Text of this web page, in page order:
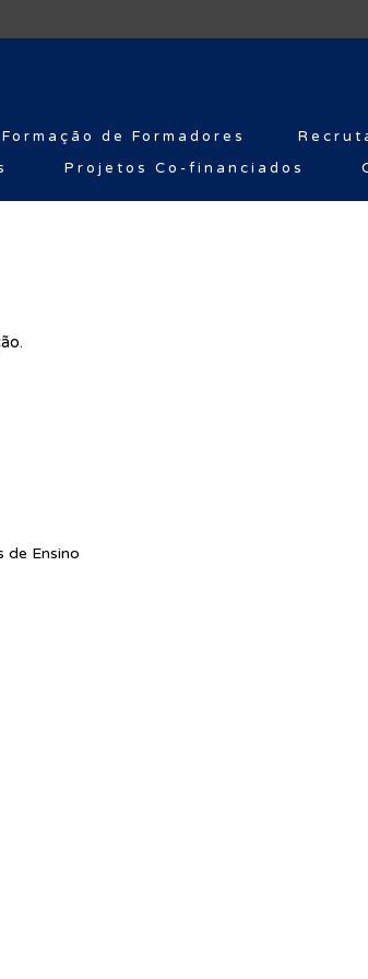
Formação de Formadores
Projetos Co-financiados
Ensino